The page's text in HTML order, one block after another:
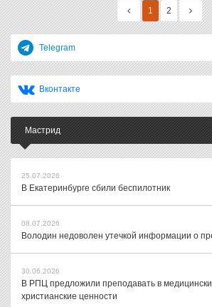
1 2
Telegram
Вконтакте
Мастрид
25.07.2026
В Екатеринбурге сбили беспилотник
08.07.2026
Володин недоволен утечкой информации о
30.06.2026
В РПЦ предложили преподавать в
христианские ценности